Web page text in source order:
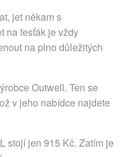
jet někam s
na fesťák je vždy
na plno důležitých
Outwell. Ten se
v jeho nabídce najdete
stojí jen 915 Kč. Zatím je